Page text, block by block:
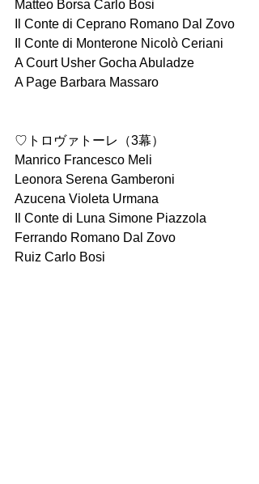
Matteo Borsa Carlo Bosi
Il Conte di Ceprano Romano Dal Zovo
Il Conte di Monterone Nicolò Ceriani
A Court Usher Gocha Abuladze
A Page Barbara Massaro
♡トロヴァトーレ（3幕）
Manrico Francesco Meli
Leonora Serena Gamberoni
Azucena Violeta Urmana
Il Conte di Luna Simone Piazzola
Ferrando Romano Dal Zovo
Ruiz Carlo Bosi